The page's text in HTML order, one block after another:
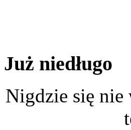
Już niedługo
Nigdzie się